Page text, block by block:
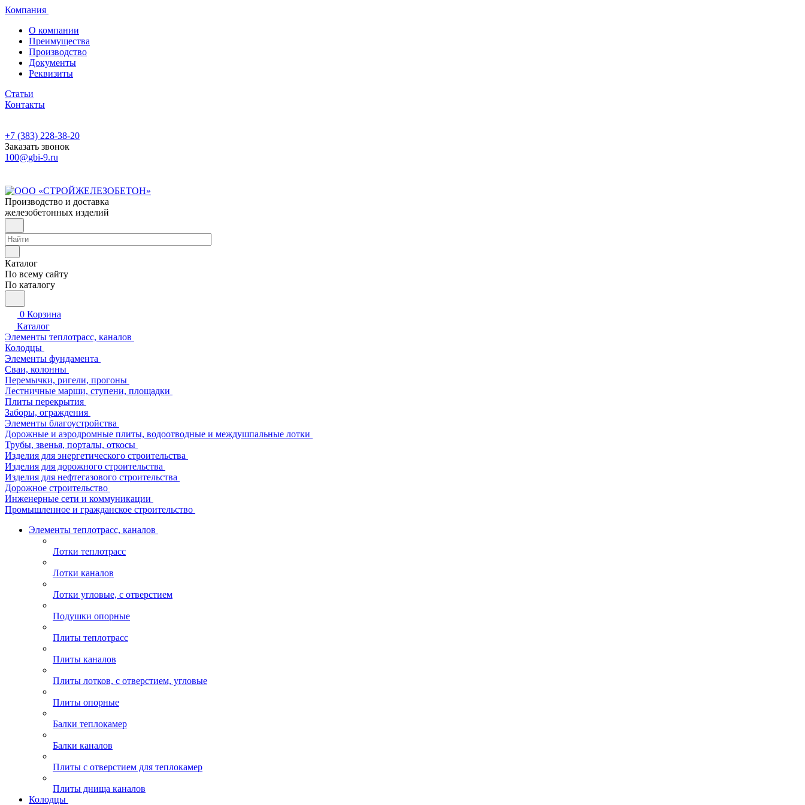
Компания
О компании
Преимущества
Производство
Документы
Реквизиты
Статьи
Контакты
+7 (383) 228-38-20
Заказать звонок
100@gbi-9.ru
Производство и доставка
железобетонных изделий
Каталог
По всему сайту
По каталогу
0 Корзина
Каталог
Элементы теплотрасс, каналов
Колодцы
Элементы фундамента
Сваи, колонны
Перемычки, ригели, прогоны
Лестничные марши, ступени, площадки
Плиты перекрытия
Заборы, ограждения
Элементы благоустройства
Дорожные и аэродромные плиты, водоотводные и междушпальные лотки
Трубы, звенья, порталы, откосы
Изделия для энергетического строительства
Изделия для дорожного строительства
Изделия для нефтегазового строительства
Дорожное строительство
Инженерные сети и коммуникации
Промышленное и гражданское строительство
Элементы теплотрасс, каналов
Лотки теплотрасс
Лотки каналов
Лотки угловые, с отверстием
Подушки опорные
Плиты теплотрасс
Плиты каналов
Плиты лотков, с отверстием, угловые
Плиты опорные
Балки теплокамер
Балки каналов
Плиты с отверстием для теплокамер
Плиты днища каналов
Колодцы